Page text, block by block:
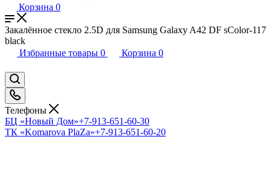
Корзина 0
Закалённое стекло 2.5D для Samsung Galaxy A42 DF sColor-117
black
Избранные товары 0 Корзина 0
Телефоны
БЦ «Новый Дом»+7-913-651-60-30
ТК «Komarova PlaZa»+7-913-651-60-20